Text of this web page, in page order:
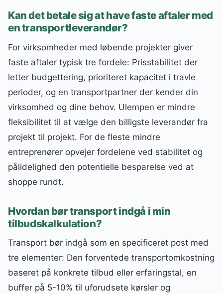
Kan det betale sig at have faste aftaler med
en transportleverandør?
For virksomheder med løbende projekter giver
faste aftaler typisk tre fordele: Prisstabilitet der
letter budgettering, prioriteret kapacitet i travle
perioder, og en transportpartner der kender din
virksomhed og dine behov. Ulempen er mindre
fleksibilitet til at vælge den billigste leverandør fra
projekt til projekt. For de fleste mindre
entreprenører opvejer fordelene ved stabilitet og
pålidelighed den potentielle besparelse ved at
shoppe rundt.
Hvordan bør transport indgå i min
tilbudskalkulation?
Transport bør indgå som en specificeret post med
tre elementer: Den forventede transportomkostning
baseret på konkrete tilbud eller erfaringstal, en
buffer på 5-10% til uforudsete kørsler og